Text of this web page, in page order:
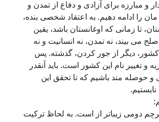
و مبارزه برای آزادی و دفاع از تمدن و
مان را ادامه دهیم. به اعتقاد شخصی بنده،
تا زمانی که اوغانستان باشد، یقین
می بیند، نه تمدن، نه انسانیت و نه
دیگر از جور کردن، گذشته. پس
و تغییر نام این کشور است. باید آنقدر
حوصله مند باشیم که تا تحقق این
دومی زیباتر از است. به لحاظ ترکیت